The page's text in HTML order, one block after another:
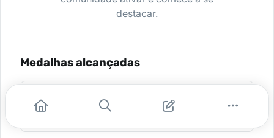
destacar.
Medalhas alcançadas
Aluno do Curso Humanidades
Médicas